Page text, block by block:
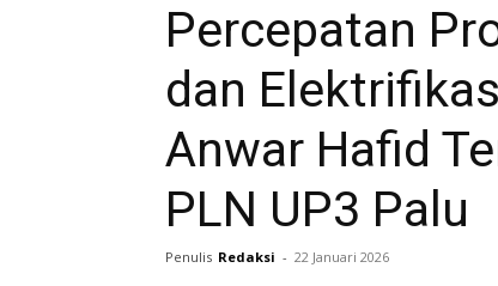
Percepatan
dan
Anwar Hafid
PLN UP3 Palu
Penulis Redaksi - 22 Januari 2026